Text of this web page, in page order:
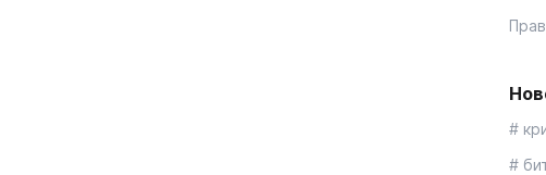
#
#